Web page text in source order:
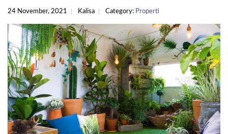
24 November, 2021 Kalisa Category: Properti